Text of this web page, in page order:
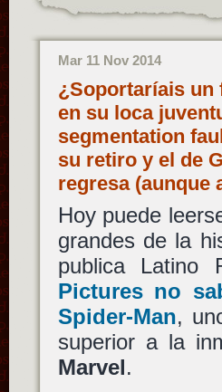
Mar 11 Nov 2014
¿Soportaríais un
en su loca
segmentation
su retiro y el de
regresa (aunque
Hoy puede
grandes de la
publica
Picturesno
Spider-Man,
superior a la
Marvel.